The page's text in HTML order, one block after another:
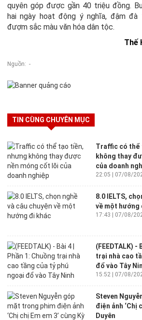
quyên góp được gần 40 triệu đồng.
hai ngày hoạt động ý nghĩa, đậm
đượm sắc màu văn hóa dân tộc.
Thế
Nguồn: -
TIN CÙNG CHUYÊN MỤC
Traffic có thể
không thay
của doanh
22:05 | 07/08/
8.0 IELTS,
về một hướng
17:43 | 07/08/
(FEEDTALK) -
trại nhà cao
đổ vào Tây
15:52 | 07/08/
Steven
điện ảnh ‘Chị
Duyên